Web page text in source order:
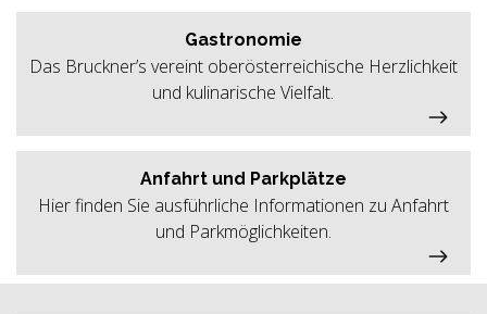
Gastronomie
Das Bruckner’s vereint oberösterreichische Herzlichkeit
und kulinarische Vielfalt.
Anfahrt und Parkplätze
Hier finden Sie ausführliche Informationen zu Anfahrt
und Parkmöglichkeiten.